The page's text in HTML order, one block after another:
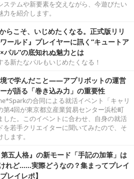
ステムや新要素を交えながら、今遊びたい
を紹介します。
らこそ、いじめたくなる。正式版リリ
ールド』プレイヤーに訊く“キュートア
パル”の底知れぬ魅力とは
る新たなパルもいじめたくなる！
で学んだこと――アプリボットの運営
が語る「巻き込み力」の重要性
の合同による就活イベント「キャリ
第4回が東京都立産業貿易センター浜松町
した。このイベントに合わせ、自身の就活
を若手クリエイターに聞いてみたので、そ
ます。
五人格』の新モード「手記の加筆」は
れど……実際どうなの？集まってプレイ
レイレポ】